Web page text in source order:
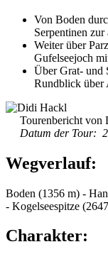
Von Boden
Serpentinen
Weiter über
Gufelseejoch
Über Grat- und
Rundblick über
Tourenbericht von
Datum der Tour:
Wegverlauf:
Boden (1356 m) -
- Kogelseespitze
Charakter: